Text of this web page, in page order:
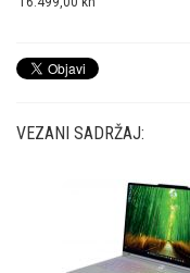
VEZANI SADRŽAJ: